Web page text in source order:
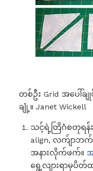
တစ်ဦး Grid အပေါ်
ချုံ့။ Janet Wickell
သင့်ရဲ့တြိဂံစတုရန်
align, လက်ျာဘ
အနားလိုက်ဖက်။
ရွေ့လျားရာမှပိ